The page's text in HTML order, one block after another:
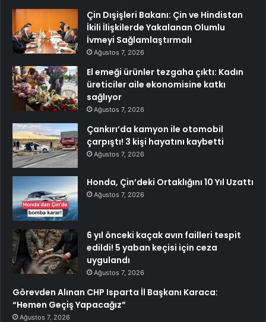
Çin Dışişleri Bakanı: Çin ve Hindistan
İkili İlişkilerde Yakalanan Olumlu
İvmeyi Sağlamlaştırmalı
Ağustos 7, 2026
El emeği ürünler tezgaha çıktı: Kadın
üreticiler aile ekonomisine katkı
sağlıyor
Ağustos 7, 2026
Çankırı’da kamyon ile otomobil
çarpıştı! 3 kişi hayatını kaybetti
Ağustos 7, 2026
Honda, Çin’deki Ortaklığını 10 Yıl Uzattı
Ağustos 7, 2026
6 yıl önceki kaçak avın failleri tespit
edildi! 5 yaban keçisi için ceza
uygulandı
Ağustos 7, 2026
Görevden Alınan CHP Isparta İl Başkanı Karaca:
“Hemen Geçiş Yapacağız”
Ağustos 7, 2026